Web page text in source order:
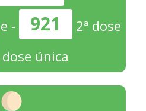
- 921
2ª dose
dose única